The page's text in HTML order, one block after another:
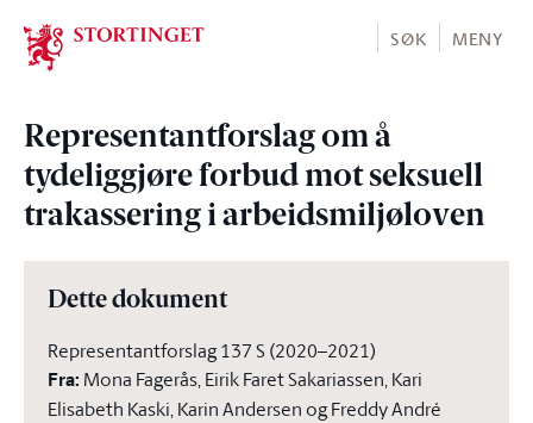
Stortinget.no
SØK MENY
Representantforslag om å
tydeliggjøre forbud mot seksuell
trakassering i arbeidsmiljøloven
Dette dokument
Representantforslag 137 S (2020–2021)
Fra: Mona Fagerås, Eirik Faret Sakariassen, Kari
Elisabeth Kaski, Karin Andersen og Freddy André